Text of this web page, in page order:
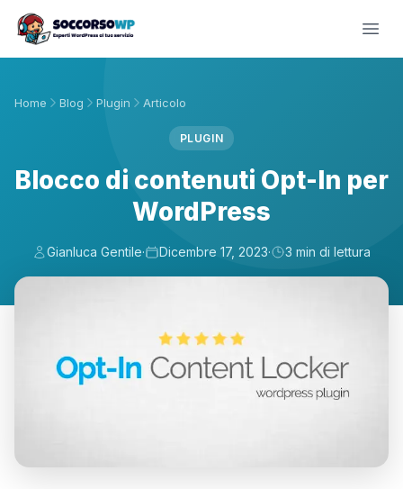
Home Blog Plugin Articolo
PLUGIN
Blocco di contenuti Opt-In per
WordPress
Gianluca Gentile· Dicembre 17, 2023· 3 min di lettura